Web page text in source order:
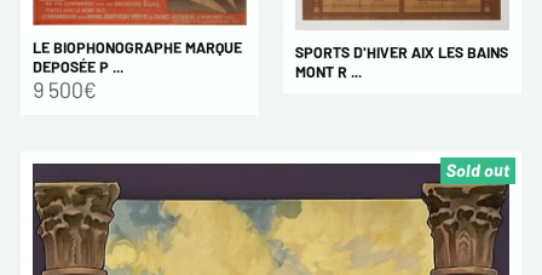
LE BIOPHONOGRAPHE MARQUE
DEPOSÉE P ...
9 500€
SPORTS D'HIVER AIX LES BAINS
MONT R ...
Sold out